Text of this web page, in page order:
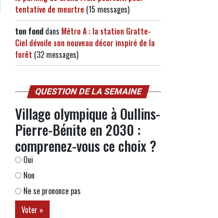
tentative de meurtre (15 messages)
ton fond dans Métro A : la station Gratte-
Ciel dévoile son nouveau décor inspiré de la
forêt (32 messages)
QUESTION DE LA SEMAINE
Village olympique à Oullins-
Pierre-Bénite en 2030 :
comprenez-vous ce choix ?
Oui
Non
Ne se prononce pas